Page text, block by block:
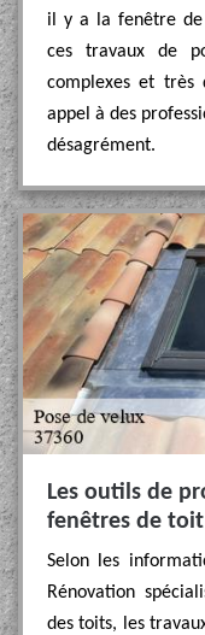
il y a la fenêtre
ces travaux de
complexes et
appel à des
désagrément.
Les outils de
fenêtres de toit
Selon les
Rénovation
des toits, les